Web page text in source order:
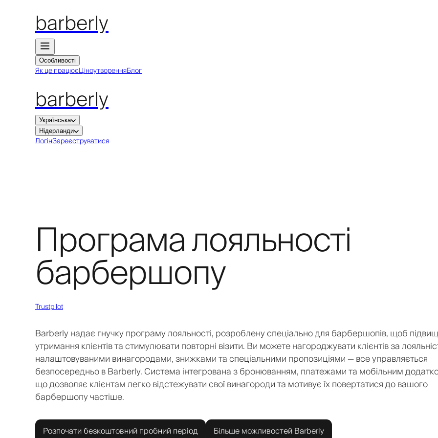
barberly
Особливості
Як це працюєЦіноутворенняБлог
barberly
Українська
Нідерланди
ЛогінЗареєструватися
Програма лояльності
барбершопу
Trustpilot
Barberly надає гнучку програму лояльності, розроблену спеціально для барбершопів, щоб
утримання клієнтів та стимулювати повторні візити. Ви можете нагороджувати клієнтів за
налаштовуваними винагородами, знижками та спеціальними пропозиціями — все управляється
безпосередньо в Barberly. Система інтегрована з бронюванням, платежами та мобільним
що дозволяє клієнтам легко відстежувати свої винагороди та мотивує їх повертатися до вашого
барбершопу частіше.
Розпочати безкоштовний пробний період Більше можливостей Barberly